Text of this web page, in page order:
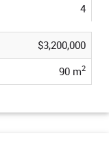
4
$3,200,000
90 m2